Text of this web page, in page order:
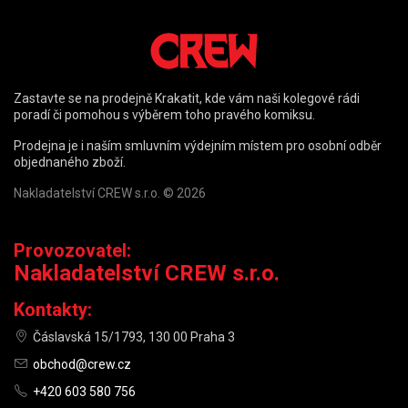
Zastavte se na prodejně Krakatit, kde vám naši kolegové rádi
poradí či pomohou s výběrem toho pravého komiksu.
Prodejna je i naším smluvním výdejním místem pro osobní odběr
objednaného zboží.
Nakladatelství CREW s.r.o. © 2026
Provozovatel:
Nakladatelství CREW s.r.o.
Kontakty:
Čáslavská 15/1793, 130 00 Praha 3
obchod@crew.cz
+420 603 580 756